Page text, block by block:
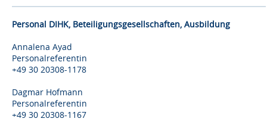
Personal DIHK, Beteiligungsgesellschaften, Ausbildung
Annalena Ayad
Personalreferentin
+49 30 20308-1178
Dagmar Hofmann
Personalreferentin
+49 30 20308-1167